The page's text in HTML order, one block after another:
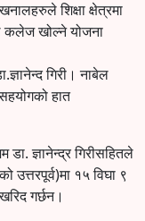
शिक्षा क्षेत्रमा
कलेज खोल्ने योजना
गिरी। नाबेल
हात
ज्ञानेन्द्र गिरीसहितले
उत्तरपूर्व)मा १५ विघा ९
गर्छन।